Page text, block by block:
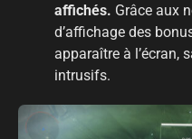
affichés. Grâce aux
d’affichage des
apparaître à l’écran,
intrusifs.